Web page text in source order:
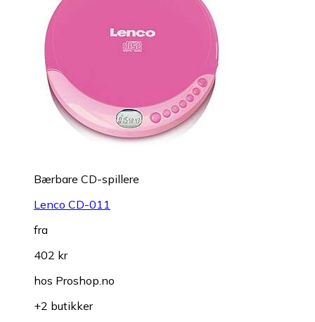
Bærbare CD-spillere
Lenco CD-011
fra
402 kr
hos Proshop.no
+2 butikker